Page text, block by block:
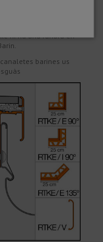
hi ha una ranura en
barines us